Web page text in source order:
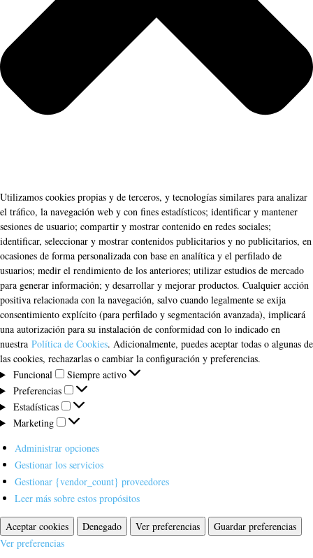
Utilizamos cookies propias y de terceros, y tecnologías similares para analizar
el tráfico, la navegación web y con fines estadísticos; identificar y mantener
sesiones de usuario; compartir y mostrar contenido en redes sociales;
identificar, seleccionar y mostrar contenidos publicitarios y no publicitarios, en
ocasiones de forma personalizada con base en analítica y el perfilado de
usuarios; medir el rendimiento de los anteriores; utilizar estudios de mercado
para generar información; y desarrollar y mejorar productos. Cualquier acción
positiva relacionada con la navegación, salvo cuando legalmente se exija
consentimiento explícito (para perfilado y segmentación avanzada), implicará
una autorización para su instalación de conformidad con lo indicado en
nuestra Política de Cookies. Adicionalmente, puedes aceptar todas o algunas de
las cookies, rechazarlas o cambiar la configuración y preferencias.
Funcional
Funcional
Siempre activo
Preferencias
Preferencias
Estadísticas
Estadísticas
Marketing
Marketing
Administrar opciones
Gestionar los servicios
Gestionar {vendor_count} proveedores
Leer más sobre estos propósitos
Aceptar cookies Denegado Ver preferencias
Guardar preferencias
Ver preferencias